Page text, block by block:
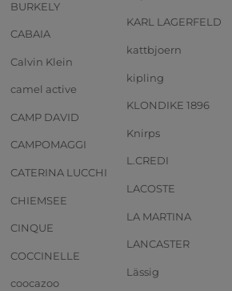
BURKELY
CABAIA
Calvin Klein
camel active
CAMP DAVID
CAMPOMAGGI
CATERINA LUCCHI
CHIEMSEE
CINQUE
COCCINELLE
coocazoo
KARL LAGERFELD
kattbjoern
kipling
KLONDIKE 1896
Knirps
L.CREDI
LACOSTE
LA MARTINA
LANCASTER
Lässig